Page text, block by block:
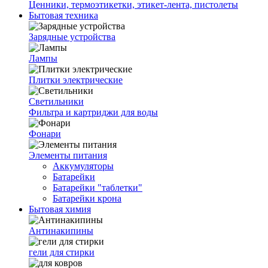
Ценники, термоэтикетки, этикет-лента, пистолеты
Бытовая техника
Зарядные устройства
Лампы
Плитки электрические
Светильники
Фильтра и картриджи для воды
Фонари
Элементы питания
Аккумуляторы
Батарейки
Батарейки "таблетки"
Батарейки крона
Бытовая химия
Антинакипины
гели для стирки